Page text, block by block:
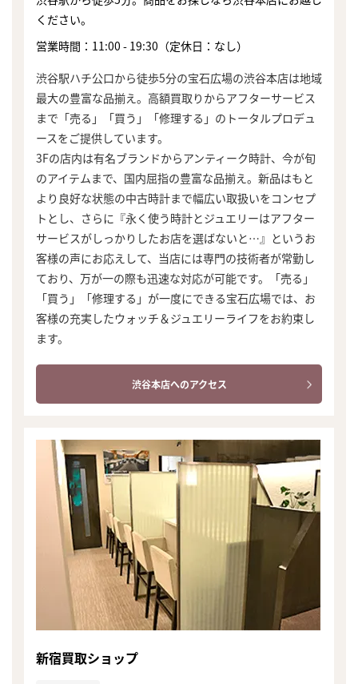
ください。
営業時間：11:00 - 19:30（定休日：なし）
渋谷駅ハチ公口から徒歩5分の宝石広場の渋谷本店は地域
最大の豊富な品揃え。高額買取りからアフターサービス
まで「売る」「買う」「修理する」のトータルプロデュ
ースをご提供しています。
3Fの店内は有名ブランドからアンティーク時計、今が旬
のアイテムまで、国内屈指の豊富な品揃え。新品はもと
より良好な状態の中古時計まで幅広い取扱いをコンセプ
トとし、さらに『永く使う時計とジュエリーはアフター
サービスがしっかりしたお店を選ばないと…』というお
客様の声にお応えして、当店には専門の技術者が常勤し
ており、万が一の際も迅速な対応が可能です。「売る」
「買う」「修理する」が一度にできる宝石広場では、お
客様の充実したウォッチ＆ジュエリーライフをお約束し
ます。
渋谷本店へのアクセス
新宿買取ショップ